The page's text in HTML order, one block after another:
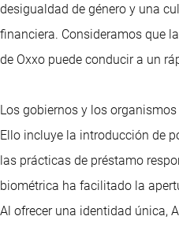
desigualdad de género y una
financiera. Consideramos que
de Oxxo puede conducir a un
Los gobiernos y los
Ello incluye la introducción de
las prácticas de préstamo
biométrica ha facilitado la
Al ofrecer una identidad única,